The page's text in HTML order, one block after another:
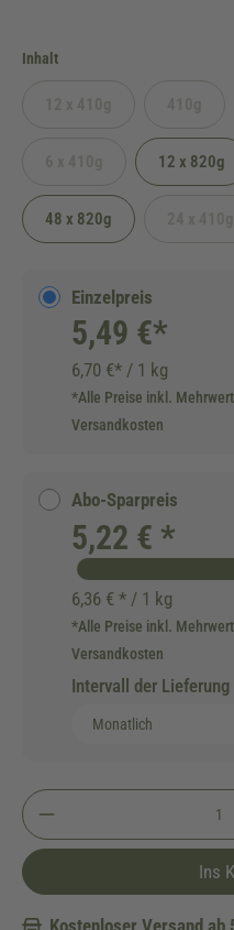
Inhaltauswählen
(Diese Option ist zurzeit(Diese
(Diese Option ist zurzeit
12 x 820g
48 x 820g
Einzelpreis
5,49 €*
6,70 €* / 1 kg
*Alle Preise inkl.
Versandkosten
Abo-Sparpreis
5,22 € *
6,36 € * / 1 kg
*Alle Preise inkl.
Versandkosten
Intervall der Lieferung
Ins
Kostenloser Versand ab